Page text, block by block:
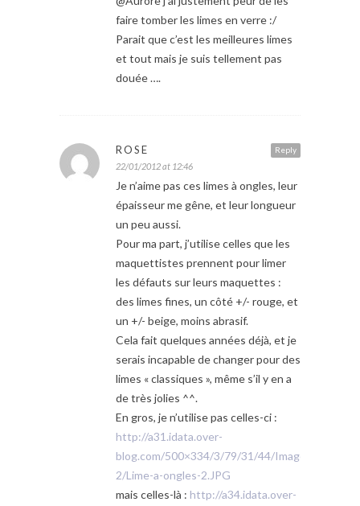
faire tomber les limes en verre :/
Parait que c’est les meilleures limes
et tout mais je suis tellement pas
douée ….
Reply
ROSE
22/01/2012 at 12:46
Je n’aime pas ces limes à ongles, leur
épaisseur me gêne, et leur longueur
un peu aussi.
Pour ma part, j’utilise celles que les
maquettistes prennent pour limer
les défauts sur leurs maquettes :
des limes fines, un côté +/- rouge, et
un +/- beige, moins abrasif.
Cela fait quelques années déjà, et je
serais incapable de changer pour des
limes « classiques », même s’il y en a
de très jolies ^^.
En gros, je n’utilise pas celles-ci :
http://a31.idata.over-
blog.com/500×334/3/79/31/44/Images-
2/Lime-a-ongles-2.JPG
mais celles-là : http://a34.idata.over-